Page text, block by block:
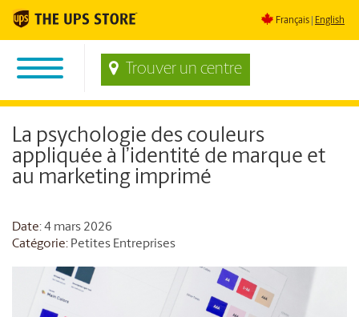
Français English
Trouver un centre
La psychologie des couleurs
appliquée à l’identité de marque et
au marketing imprimé
Date: 4 mars 2026
Catégorie: Petites Entreprises